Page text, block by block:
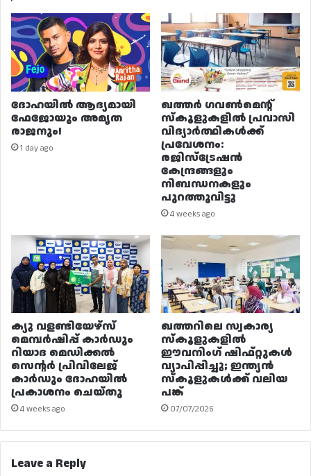
ദോഹയിൽ ആദ്യമായി
ഫേജോയും അമൃത
രാജനും!
1 day ago
ഖത്തർ ഗവൺമെന്റ്
സ്കൂളുകളിൽ പ്രവാസി
വിദ്യാർത്ഥികൾക്ക്
പ്രവേശനം:
രജിസ്ട്രേഷൻ
കേന്ദ്രങ്ങളും
നിബന്ധനകളും
പുറത്തുവിട്ടു
4 weeks ago
ക്യു വളണ്ടിയേഴ്‌സ്
മെമ്പർഷിപ്പ് കാർഡും
റിയാദ മെഡിക്കൽ
സെന്റർ പ്രിവിലേജ്
കാർഡും ദോഹയിൽ
പ്രകാശനം ചെയ്തു
4 weeks ago
ഖത്തറിലെ സ്വകാര്യ
സ്കൂളുകളിൽ
ഈവനിംഗ് ഷിഫ്റ്റുകൾ
വ്യാപിപ്പിച്ചു; ഇന്ത്യൻ
സ്കൂളുകൾക്ക് വലിയ
പങ്ക്
07/07/2026
Leave a Reply